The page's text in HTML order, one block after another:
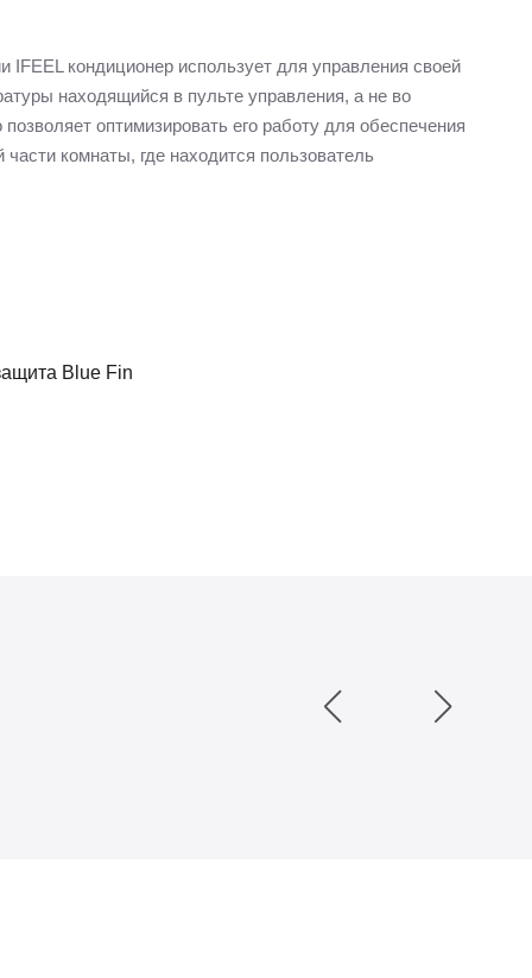
IFEEL кондиционер использует для управления своей
находящийся в пульте управления, а не во
оптимизировать его работу для обеспечения
комнаты, где находится пользователь